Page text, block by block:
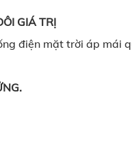
GIÁ TRỊ
điện mặt trời áp mái